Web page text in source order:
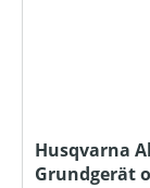
Husqvarna
Grundgerät